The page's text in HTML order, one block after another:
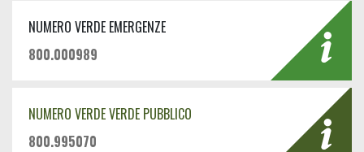
NUMERO VERDE EMERGENZE
800.000989
NUMERO VERDE VERDE PUBBLICO
800.995070